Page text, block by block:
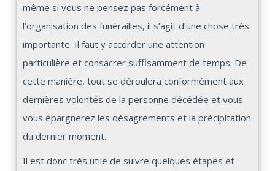
même si vous ne pensez pas forcément à
l’organisation des funérailles, il s’agit d’une chose très
importante. Il faut y accorder une attention
particulière et consacrer suffisamment de temps. De
cette manière, tout se déroulera conformément aux
dernières volontés de la personne décédée et vous
vous épargnerez les désagréments et la précipitation
du dernier moment.
Il est donc très utile de suivre quelques étapes et